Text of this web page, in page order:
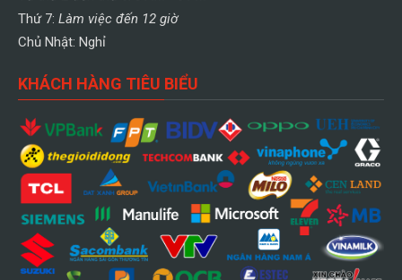
Thứ 7: Làm việc đến 12 giờ
Chủ Nhật: Nghỉ
KHÁCH HÀNG TIÊU BIỂU